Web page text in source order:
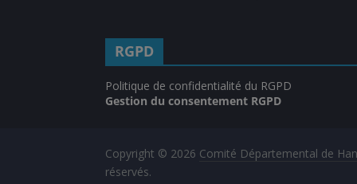
RGPD
Politique de confidentialité du RGPD
Gestion du consentement RGPD
Copyright © 2026 Comité Départemental de
réservés.